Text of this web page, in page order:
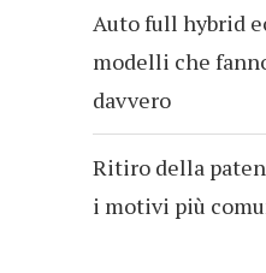
Auto full hybrid
modelli che
davvero
Ritiro della
i motivi più